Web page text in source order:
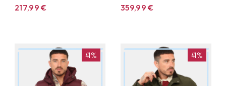
217,99€
359,99€
41% 41%